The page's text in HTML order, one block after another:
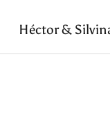
Héctor &